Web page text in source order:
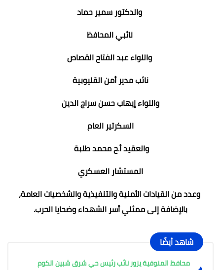
والدكتور سمير حماد
نائبي المحافظ
واللواء عبد الفتاح القصاص
نائب مدير أمن القليوبية
واللواء إيهاب حسن سراج الدين
السكرتير العام
والعقيد أ.ح محمد طلبة
المستشار العسكري
وعدد من القيادات الأمنية والتنفيذية والشخصيات العامة،
بالإضافة إلى ممثلي أسر الشهداء وضحايا الحرب.
شاهد أيضًا
محافظ المنوفية يزور نائب رئيس حي شرق شبين الكوم